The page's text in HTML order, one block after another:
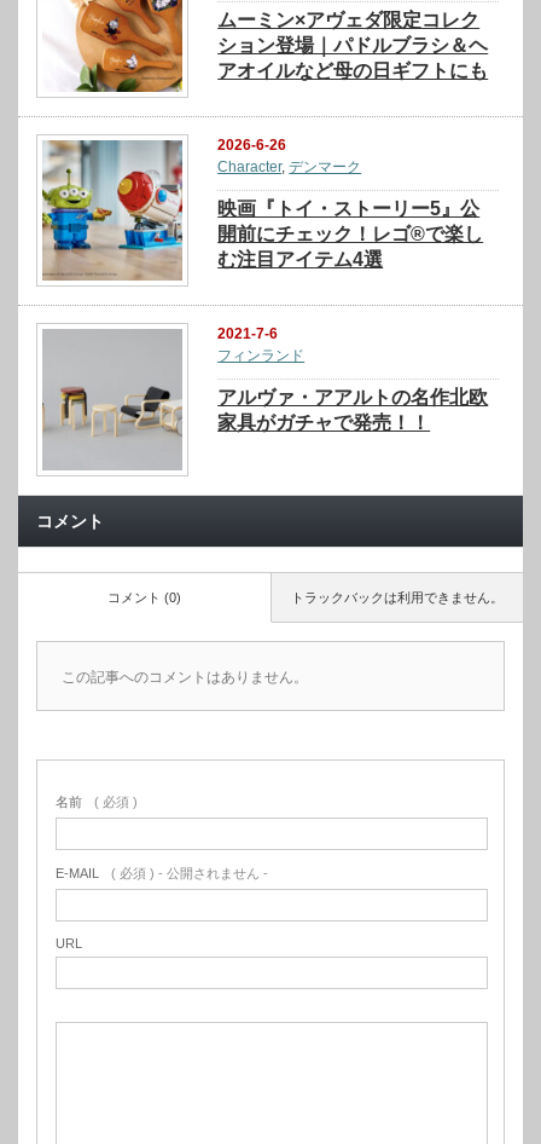
ムーミン×アヴェダ限定コレク
ション登場｜パドルブラシ＆ヘ
アオイルなど母の日ギフトにも
2026-6-26
Character,デンマーク
映画『トイ・ストーリー5』公
開前にチェック！レゴ®で楽し
む注目アイテム4選
2021-7-6
フィンランド
アルヴァ・アアルトの名作北欧
家具がガチャで発売！！
コメント
トラックバックは利用できません。
コメント (0)
この記事へのコメントはありません。
名前 ( 必須 )
E-MAIL ( 必須 ) - 公開されません -
URL